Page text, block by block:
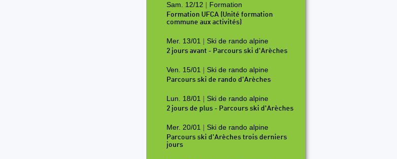
Sam. 12/12 | Formation
Formation UFCA (Unité formation
commune aux activités)
Mer. 13/01 | Ski de rando alpine
2 jours avant - Parcours ski d'Arèches
Ven. 15/01 | Ski de rando alpine
Parcours ski de rando d'Arèches
Lun. 18/01 | Ski de rando alpine
2 jours de plus - Parcours ski d'Arèches
Mer. 20/01 | Ski de rando alpine
Parcours ski d'Arèches trois derniers
jours